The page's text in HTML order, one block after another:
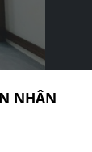
NHÂN